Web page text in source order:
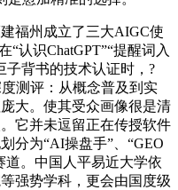
福州成立了三大AIGC使
“认识ChatGPT”“提醒词入
子背书的技术认证时，?
测评：从概念普及到实
大。使其受众画像很是清
它并未逗留正在传授软件
分为“AI操盘手”、“GEO
道。中国人平易近大学依
强势学科，更会由国度级